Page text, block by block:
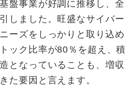
盤事業が好調に推移し、全
しました。旺盛なサイバー
ーズをしっかりと取り込め
ック比率が80％を超え、積
となっていることも、増収
た要因と言えます。